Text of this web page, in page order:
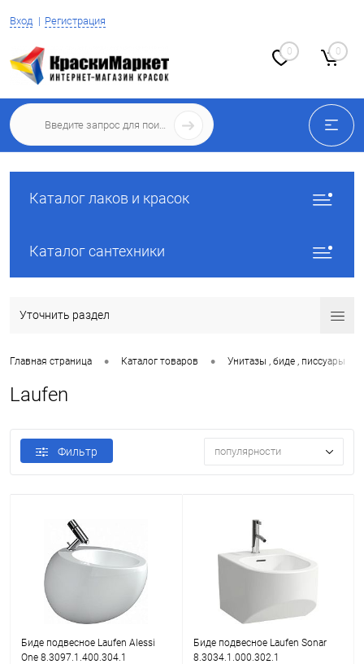
Вход Регистрация
0 0
Каталог лаков и красок
Каталог сантехники
Уточнить раздел
Главная страница • Каталог товаров • Унитазы , биде , писсуары
Laufen
Фильтр популярности
Биде подвесное Laufen Alessi
One 8.3097.1.400.304.1
Биде подвесное Laufen Sonar
8.3034.1.000.302.1